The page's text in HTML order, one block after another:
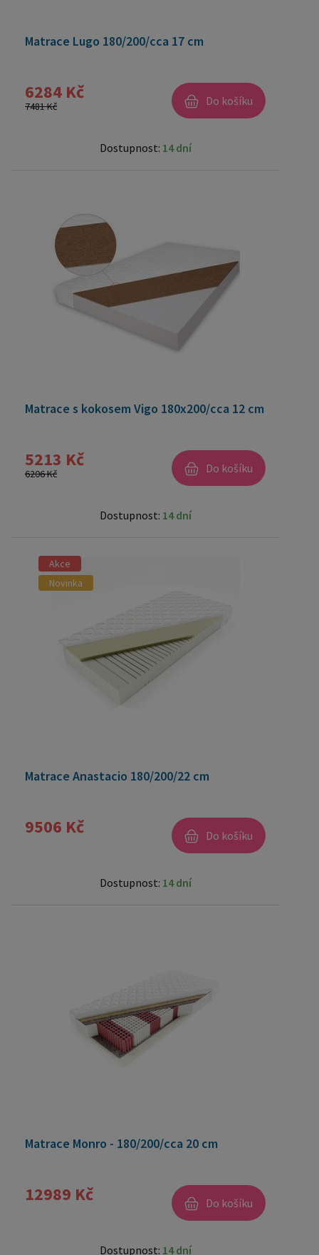
Matrace Lugo 180/200/cca 17 cm
6284 Kč
7481 Kč Do košíku
Dostupnost: 14 dní
Matrace s kokosem Vigo 180x200/cca 12 cm
5213 Kč
6206 Kč Do košíku
Dostupnost: 14 dní
Akce
Novinka
Matrace Anastacio 180/200/22 cm
9506 Kč Do košíku
Dostupnost: 14 dní
Matrace Monro - 180/200/cca 20 cm
12989 Kč Do košíku
Dostupnost: 14 dní